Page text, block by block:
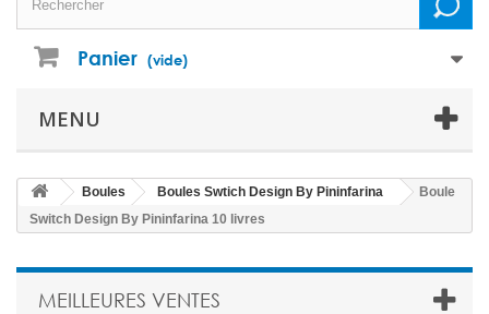
Panier (vide)
MENU
Boules Boules Swtich Design By Pininfarina
Boule
Switch Design By Pininfarina 10 livres
MEILLEURES VENTES